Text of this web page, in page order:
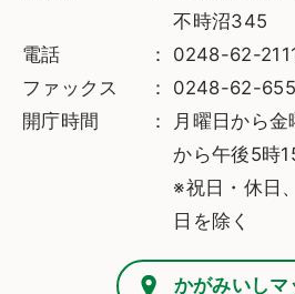
不時沼345
電話
0248-62-
ファックス
0248-62-
開庁時間
月曜日から
から午後5時
※祝日・休日
日を除く
かがみいしマ